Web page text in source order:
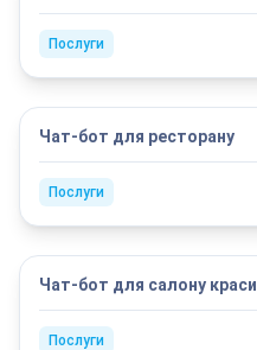
Послуги
Чат-бот для ресторану
Послуги
Чат-бот для салону краси
Послуги